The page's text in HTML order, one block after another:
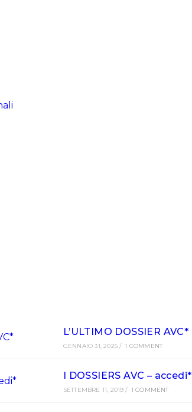
L’ULTIMO DOSSIER AVC*
GENNAIO 31, 2025 / 1 COMMENT
I DOSSIERS AVC – accedi*
SETTEMBRE 11, 2019 / 1 COMMENT